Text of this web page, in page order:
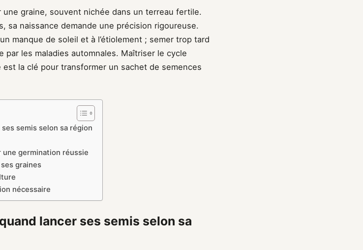
une graine, souvent nichée dans un terreau fertile.
sa naissance demande une précision rigoureuse.
manque de soleil et à l’étiolement ; semer trop tard
par les maladies automnales. Maîtriser le cycle
la clé pour transformer un sachet de semences
semis selon sa région
germination réussie
graines
nécessaire
lancer ses semis selon sa